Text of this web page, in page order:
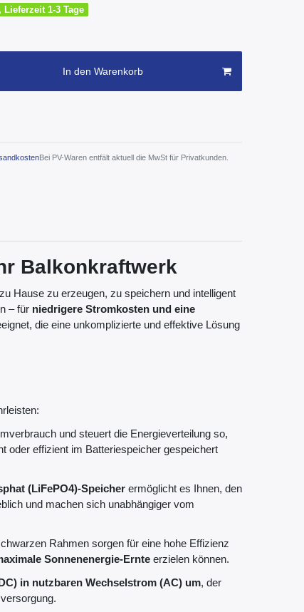
1-3 Tage
In den Warenkorb
Bei PV-Waren entfält aktuell die MwSt für Privatkunden.
Balkonkraftwerk
Hause zu erzeugen, zu speichern und intelligent
– für niedrigere Stromkosten und eine
die eine unkomplizierte und effektive Lösung
und steuert die Energieverteilung so,
oder effizient im Batteriespeicher gespeichert
(LiFePO4)-Speicher ermöglicht es Ihnen, den
und machen sich unabhängiger vom
Rahmen sorgen für eine hohe Effizienz
Sonnenenergie-Ernte erzielen können.
in nutzbaren Wechselstrom (AC) um, der